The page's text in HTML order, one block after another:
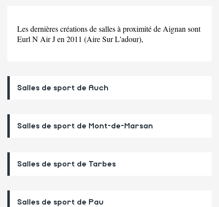
Les dernières créations de salles à proximité de Aignan sont
Eurl N Air J en 2011 (Aire Sur L'adour),
Salles de sport de Auch
Salles de sport de Mont-de-Marsan
Salles de sport de Tarbes
Salles de sport de Pau